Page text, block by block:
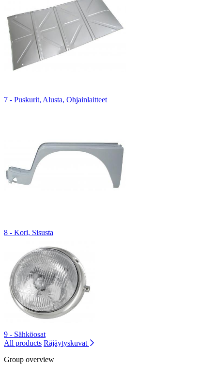
7 - Puskurit, Alusta, Ohjainlaitteet
8 - Kori, Sisusta
9 - Sähköosat
All products Räjäytyskuvat
Group overview